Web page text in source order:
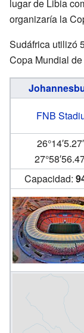
lugar de Libia
organizaría la
Sudáfrica utilizó
Copa Mundial
FNB
Capacidad: